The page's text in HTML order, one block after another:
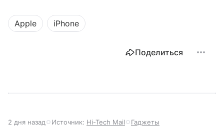
Apple iPhone
Поделиться
2 дня назад Источник: Hi-Tech Mail Гаджеты